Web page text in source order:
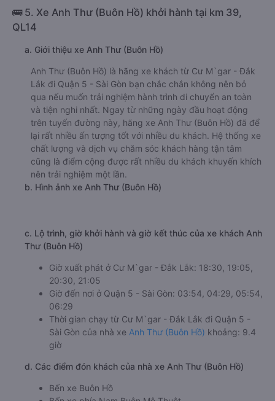
🚌 5. Xe Anh Thư (Buôn Hồ) khởi hành tại km 39,
QL14
a. Giới thiệu xe Anh Thư (Buôn Hồ)
Anh Thư (Buôn Hồ) là hãng xe khách từ Cư M`gar - Đắk
Lắk đi Quận 5 - Sài Gòn bạn chắc chắn không nên bỏ
qua nếu muốn trải nghiệm hành trình di chuyển an toàn
và tiện nghi nhất. Ngay từ những ngày đầu hoạt động
trên tuyến đường này, hãng xe Anh Thư (Buôn Hồ) đã để
lại rất nhiều ấn tượng tốt với nhiều du khách. Hệ thống xe
chất lượng và dịch vụ chăm sóc khách hàng tận tâm
cũng là điểm cộng được rất nhiều du khách khuyến khích
nên trải nghiệm một lần.
b. Hình ảnh xe Anh Thư (Buôn Hồ)
c. Lộ trình, giờ khởi hành và giờ kết thúc của xe khách Anh
Thư (Buôn Hồ)
Giờ xuất phát ở Cư M`gar - Đắk Lắk: 18:30, 19:05,
20:30, 21:05
Giờ đến nơi ở Quận 5 - Sài Gòn: 03:54, 04:29, 05:54,
06:29
Thời gian chạy từ Cư M`gar - Đắk Lắk đi Quận 5 -
Sài Gòn của nhà xe Anh Thư (Buôn Hồ) khoảng: 9.4
giờ
d. Các điểm đón khách của nhà xe Anh Thư (Buôn Hồ)
Bến xe Buôn Hồ